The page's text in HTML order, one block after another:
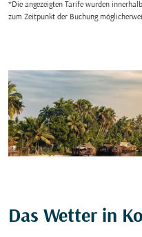
*Die angezeigten Tarife wurden
zum Zeitpunkt der Buchung
Das Wetter in